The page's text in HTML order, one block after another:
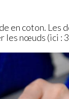
en coton. Les
nœuds (ici :